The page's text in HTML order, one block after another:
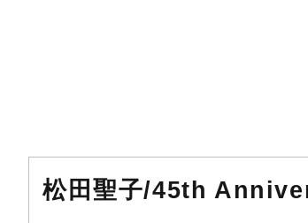
松田聖子/45th